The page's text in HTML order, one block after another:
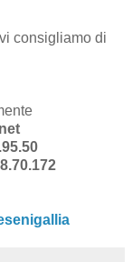
consigliamo di